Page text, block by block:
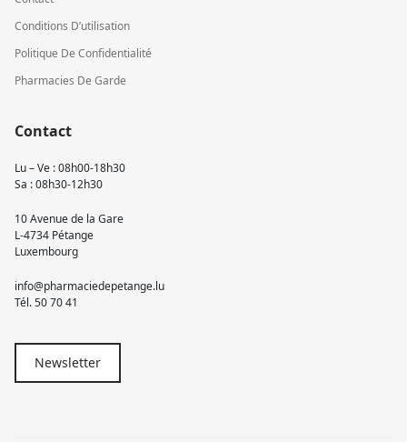
Conditions D’utilisation
Politique De Confidentialité
Pharmacies De Garde
Contact
Lu – Ve : 08h00-18h30
Sa : 08h30-12h30
10 Avenue de la Gare
L-4734 Pétange
Luxembourg
info@pharmaciedepetange.lu
Tél.50 70 41
Newsletter